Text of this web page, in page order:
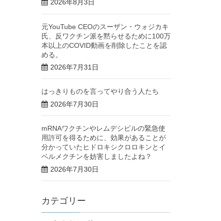
2026年8月3日
元YouTube CEOのスーザン・ウォジカキ
氏、反ワクチン派を黙らせるために100万
本以上のCOVID動画を削除したことを認
める。
2026年7月31日
はっきりものを言ってやり合う人たち
2026年7月30日
mRNAワクチンやレムデシビルの緊急使
用許可を得るために、効果があることが
分かっていたヒドロキシクロロキンとイ
ベルメクチンを妨害しましたよね？
2026年7月30日
カテゴリー